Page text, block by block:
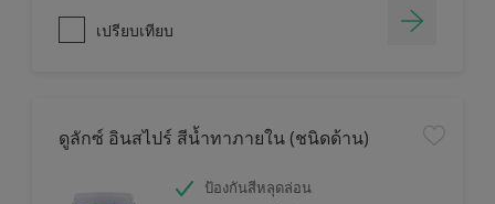
เปรียบเทียบ
ดูลักซ์ อินสไปร์ สีน้ำทาภายใน (ชนิดด้าน)
ป้องกันสีหลุดล่อน